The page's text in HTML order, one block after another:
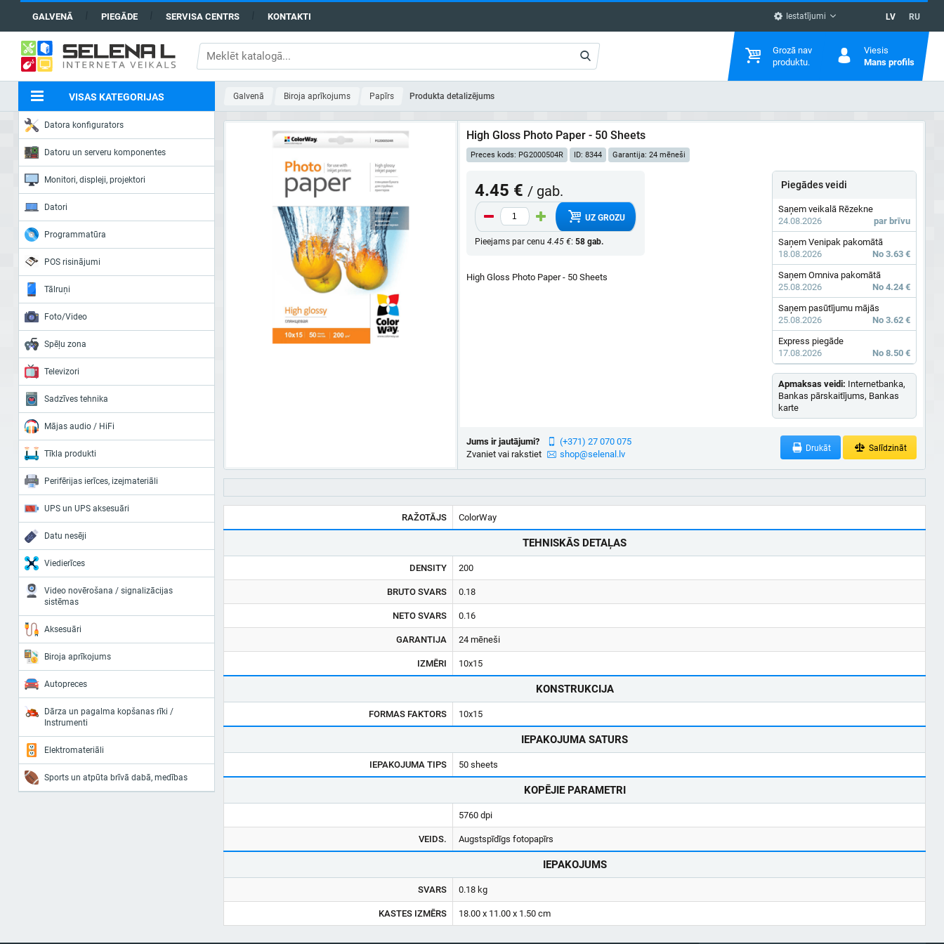
GALVENĀ PIEGĀDE SERVISA CENTRS KONTAKTI Iestatījumi LV RU
Grozā nav
produktu.
Viesis
Mans profils
VISAS KATEGORIJAS Galvenā Biroja aprīkojums Papīrs Produkta detalizējums
Datora konfigurators
Datoru un serveru komponentes
Monitori, displeji, projektori
Datori
Programmatūra
POS risinājumi
Tālruņi
Foto/Video
Spēļu zona
Televizori
Sadzīves tehnika
Mājas audio / HiFi
Tīkla produkti
Perifērijas ierīces, izejmateriāli
UPS un UPS aksesuāri
Datu nesēji
Viedierīces
Video novērošana / signalizācijas
sistēmas
Aksesuāri
Biroja aprīkojums
Autopreces
Dārza un pagalma kopšanas rīki /
Instrumenti
Elektromateriāli
Sports un atpūta brīvā dabā, medības
High Gloss Photo Paper - 50 Sheets
Preces kods: PG2000504R ID: 8344 Garantija: 24 mēneši
4.45 € / gab.
UZ GROZU
Pieejams par cenu 4.45 €: 58 gab.
High Gloss Photo Paper - 50 Sheets
Piegādes veidi
Saņem veikalā Rēzekne
24.08.2026
par brīvu
Saņem Venipak pakomātā
18.08.2026
No 3.63 €
Saņem Omniva pakomātā
25.08.2026
No 4.24 €
Saņem pasūtījumu mājās
25.08.2026
No 3.62 €
Express piegāde
17.08.2026
No 8.50 €
Apmaksas veidi: Internetbanka,
Bankas pārskaitījums, Bankas
karte
Jums ir jautājumi?
Zvaniet vai rakstiet
(+371) 27 070 075
shop@selenal.lv
Drukāt Salīdzināt
RAŽOTĀJS ColorWay
TEHNISKĀS DETAĻAS
DENSITY 200
BRUTO SVARS 0.18
NETO SVARS 0.16
GARANTIJA 24 mēneši
IZMĒRI 10x15
KONSTRUKCIJA
FORMAS FAKTORS 10x15
IEPAKOJUMA SATURS
IEPAKOJUMA TIPS 50 sheets
KOPĒJIE PARAMETRI
5760 dpi
VEIDS. Augstspīdīgs fotopapīrs
IEPAKOJUMS
SVARS 0.18 kg
KASTES IZMĒRS 18.00 x 11.00 x 1.50 cm